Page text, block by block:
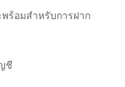
ร้อมสำหรับการฝาก
ชี